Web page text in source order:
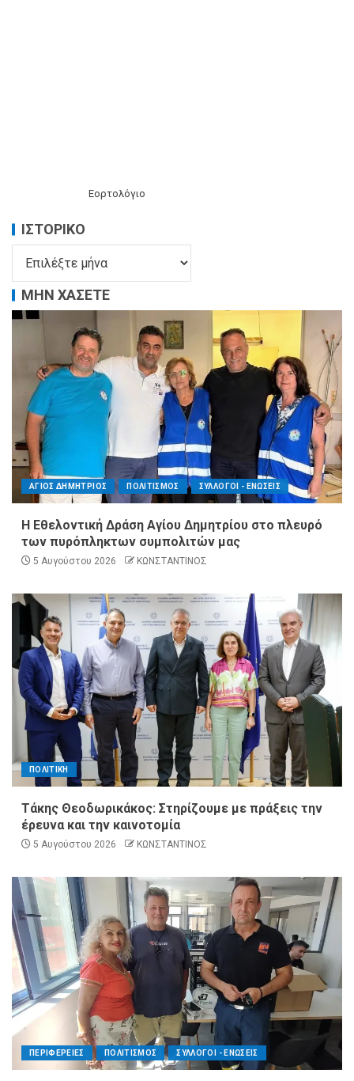
Εορτολόγιο
ΙΣΤΟΡΙΚΌ
ΜΗΝ ΧΑΣΕΤΕ
ΑΓΙΟΣ ΔΗΜΗΤΡΙΟΣ ΠΟΛΙΤΙΣΜΟΣ ΣΥΛΛΟΓΟΙ - ΕΝΩΣΕΙΣ
Η Εθελοντική Δράση Αγίου Δημητρίου στο πλευρό
των πυρόπληκτων συμπολιτών μας
5 Αυγούστου 2026 ΚΩΝΣΤΑΝΤΙΝΟΣ
ΠΟΛΙΤΙΚΗ
Τάκης Θεοδωρικάκος: Στηρίζουμε με πράξεις την
έρευνα και την καινοτομία
5 Αυγούστου 2026 ΚΩΝΣΤΑΝΤΙΝΟΣ
ΠΕΡΙΦΕΡΕΙΕΣ ΠΟΛΙΤΙΣΜΟΣ ΣΥΛΛΟΓΟΙ - ΕΝΩΣΕΙΣ